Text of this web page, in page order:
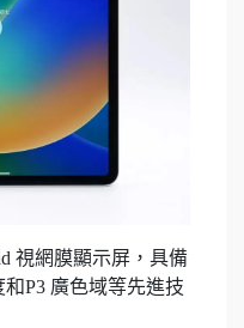
視網膜顯示屏，具備
P3 廣色域等先進技